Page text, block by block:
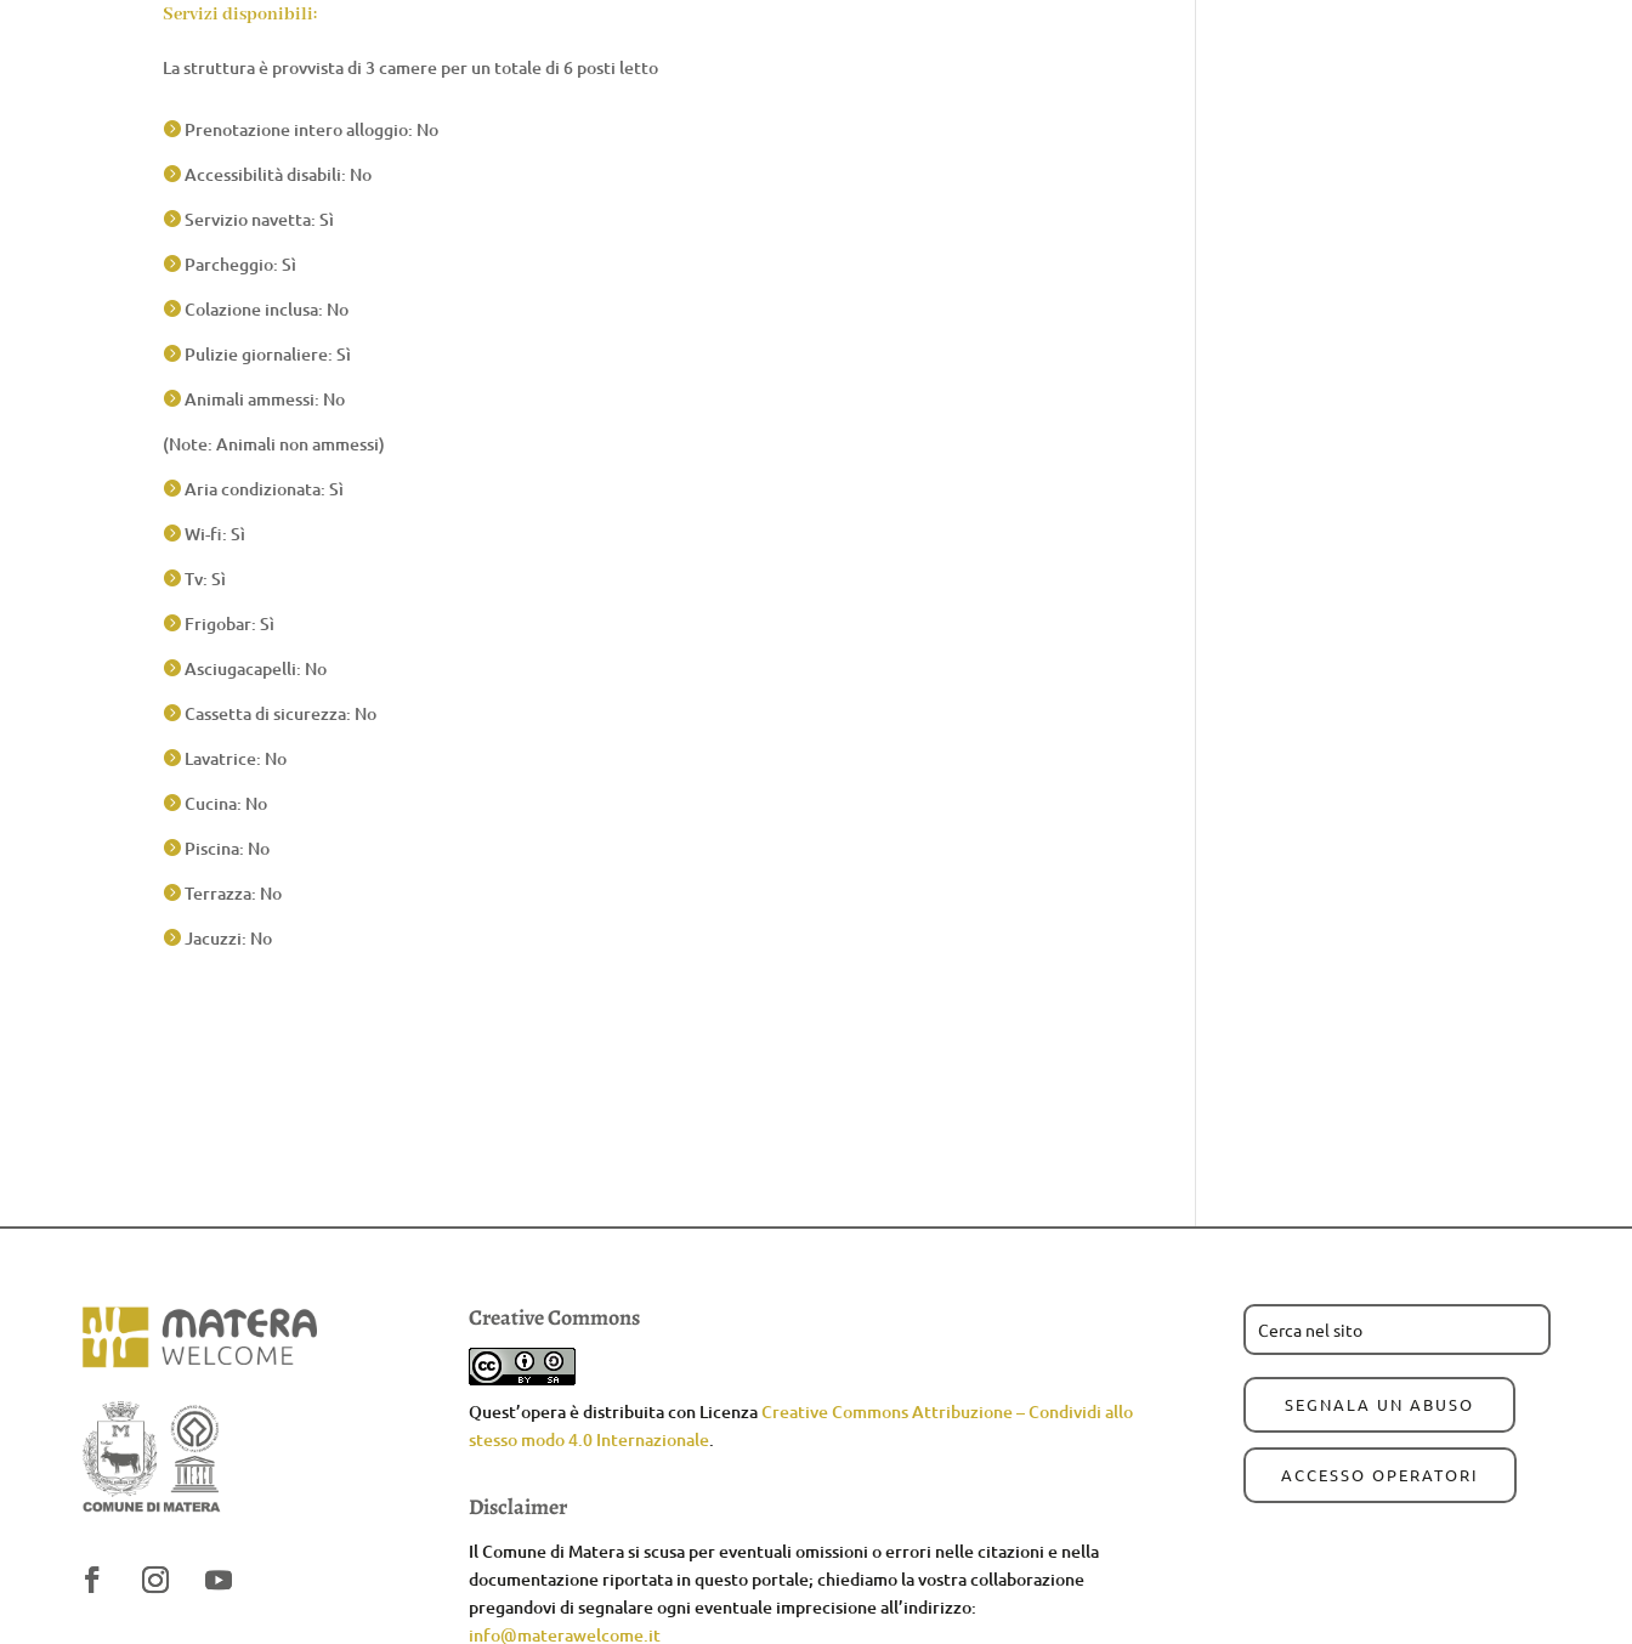
Servizi disponibili:
La struttura è provvista di 3 camere per un totale di 6 posti letto
 Prenotazione intero alloggio: No
 Accessibilità disabili: No
 Servizio navetta: Sì
 Parcheggio: Sì
 Colazione inclusa: No
 Pulizie giornaliere: Sì
 Animali ammessi: No
(Note: Animali non ammessi)
 Aria condizionata: Sì
 Wi-fi: Sì
 Tv: Sì
 Frigobar: Sì
 Asciugacapelli: No
 Cassetta di sicurezza: No
 Lavatrice: No
 Cucina: No
 Piscina: No
 Terrazza: No
 Jacuzzi: No
Creative Commons
Quest’opera è distribuita con LicenzaCreative Commons Attribuzione – Condividi allo
stesso modo 4.0 Internazionale
Disclaimer
Il Comune di Matera si scusa per eventuali omissioni o errori nelle citazioni e nella
documentazione riportata in questo portale; chiediamo la vostra collaborazione
pregandovi di segnalare ogni eventuale imprecisione all’indirizzo:
info@materawelcome.it
SEGNALA UN ABUSO
ACCESSO OPERATORI